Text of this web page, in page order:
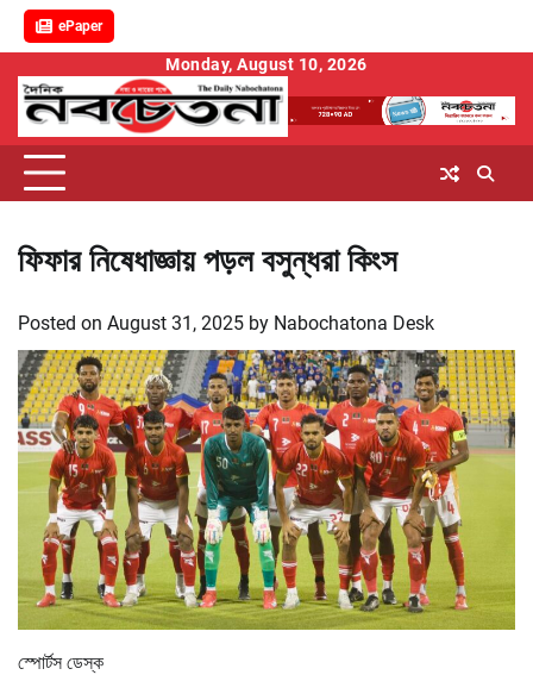
ePaper
content
Monday, August 10, 2026
ফিফার নিষেধাজ্ঞায় পড়ল বসুন্ধরা কিংস
Posted on August 31, 2025 by Nabochatona Desk
স্পোর্টস ডেস্ক